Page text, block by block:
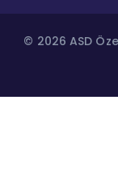
© 2026 ASD